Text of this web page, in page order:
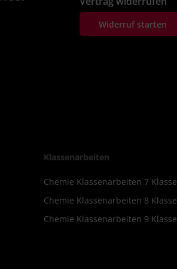
Widerruf starten
Klassenarbeiten
Chemie Klassenarbeiten 7 Klasse
Chemie Klassenarbeiten 8 Klasse
Chemie Klassenarbeiten 9 Klasse